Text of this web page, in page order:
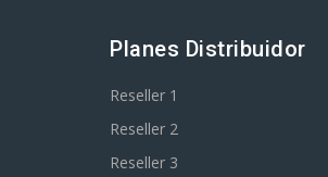
Planes Distribuidor
Reseller 1
Reseller 2
Reseller 3